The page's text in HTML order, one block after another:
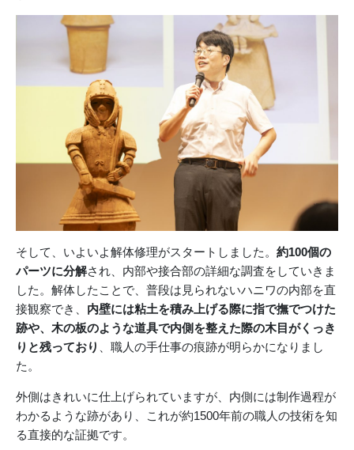
そして、いよいよ解体修理がスタートしました。 約100個の
パーツに分解され、内部や接合部の詳細な調査をしていきま
した。解体したことで、普段は見られないハニワの内部を直
接観察でき、 内壁には粘土を積み上げる際に指で撫でつけた
跡や、木の板のような道具で内側を整えた際の木目がくっき
りと残っており 、職人の手仕事の痕跡が明らかになりまし
た。
外側はきれいに仕上げられていますが、内側には制作過程が
わかるような跡があり、これが約1500年前の職人の技術を知
る直接的な証拠です。